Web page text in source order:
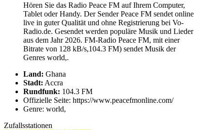
Hören Sie das Radio Peace FM auf Ihrem Computer,
Tablet oder Handy. Der Sender Peace FM sendet online
live in guter Qualität und ohne Registrierung bei Vo-
Radio.de. Gesendet werden populäre Musik und Lieder
aus dem Jahr 2026. FM-Radio Peace FM, mit einer
Bitrate von 128 kB/s,104.3 FM) sendet Musik der
Genres world,.
Land: Ghana
Stadt: Accra
Rundfunk: 104.3 FM
Offizielle Seite: https://www.peacefmonline.com/
Genre: world,
Zufallsstationen